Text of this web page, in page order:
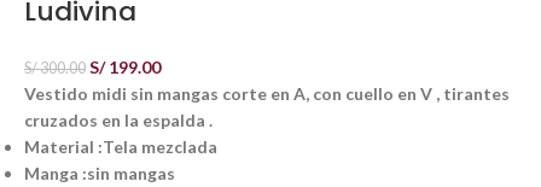
Ludivina
S/300.00 S/199.00
Vestido midi sin mangas corte en A, con cuello en V , tirantes
cruzados en la espalda .
Material :Tela mezclada
Manga :sin mangas